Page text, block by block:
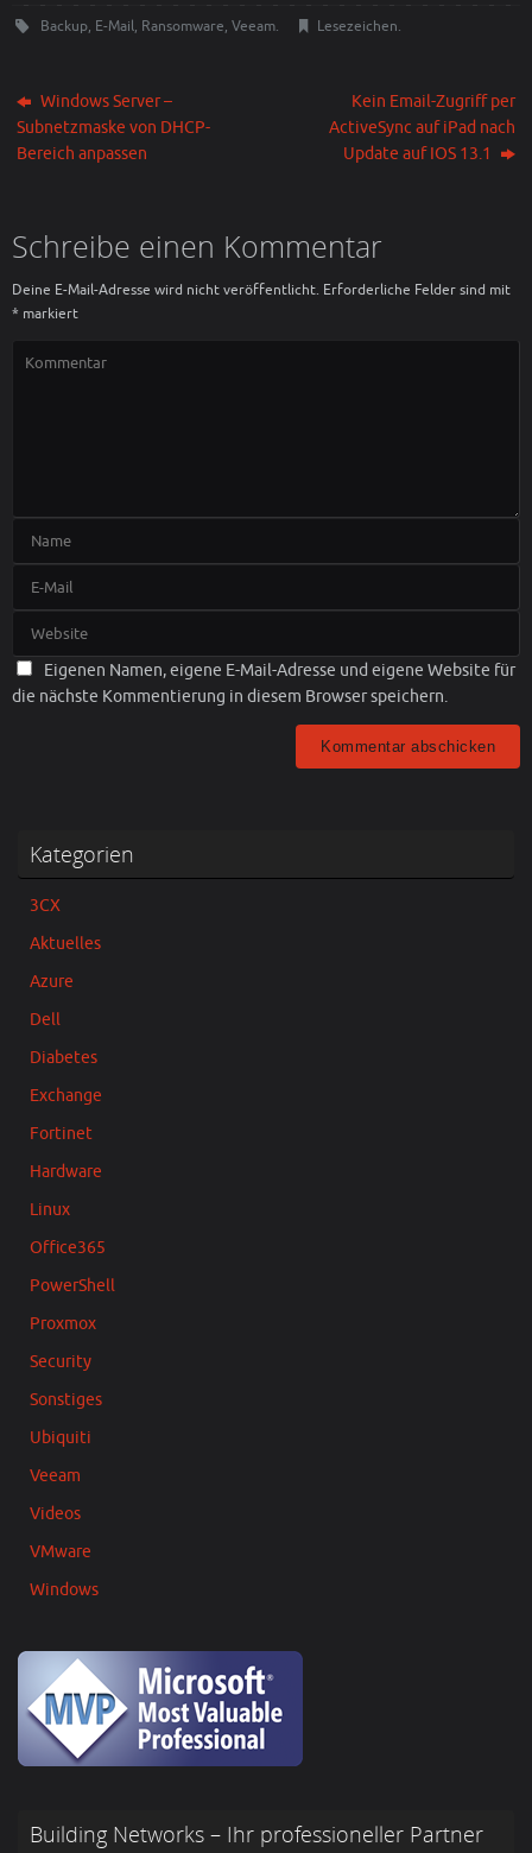
Backup, E-Mail, Ransomware, Veeam. Lesezeichen.
Windows Server –
Subnetzmaske von DHCP-
Bereich anpassen
Kein Email-Zugriff per
ActiveSync auf iPad nach
Update auf IOS 13.1
Schreibe einen Kommentar
Deine E-Mail-Adresse wird nicht veröffentlicht. Erforderliche Felder sind mit
* markiert
Eigenen Namen, eigene E-Mail-Adresse und eigene Website für
die nächste Kommentierung in diesem Browser speichern.
Kategorien
3CX
Aktuelles
Azure
Dell
Diabetes
Exchange
Fortinet
Hardware
Linux
Office365
PowerShell
Proxmox
Security
Sonstiges
Ubiquiti
Veeam
Videos
VMware
Windows
Building Networks – Ihr professioneller Partner